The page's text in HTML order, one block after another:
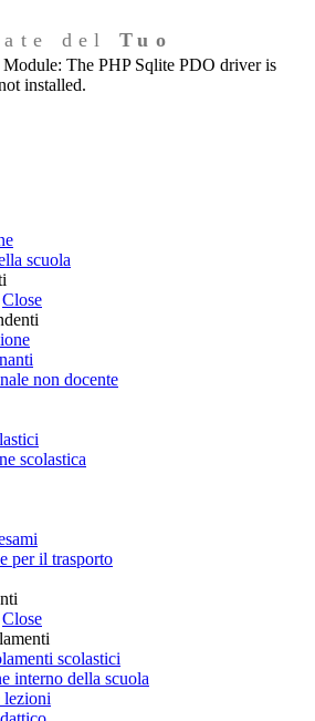
The PHP Sqlite PDO driver is
installed.
delTuo
scuola
Close
non docente
scolastica
per il trasporto
Close
scolastici
interno della scuola
lezioni